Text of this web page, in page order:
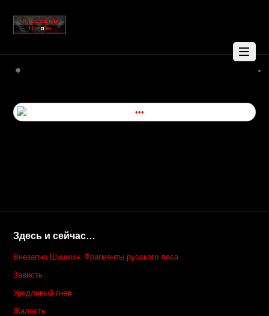
Здесь и сейчас…
Внезапно Шишкин. Фрагменты русского леса
Зависть
Уродливый гнев
Жалость